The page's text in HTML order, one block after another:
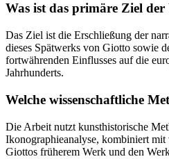
Was ist das primäre Ziel
Das Ziel ist die Erschließung der
dieses Spätwerks von Giotto sowie
fortwährenden Einflusses auf die
Jahrhunderts.
Welche wissenschaftliche
Die Arbeit nutzt kunsthistorische
Ikonographieanalyse, kombiniert
Giottos früherem Werk und den